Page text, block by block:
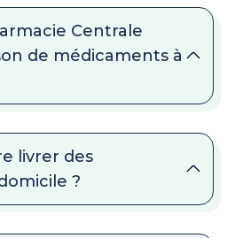
Centrale
de médicaments à
livrer des
?